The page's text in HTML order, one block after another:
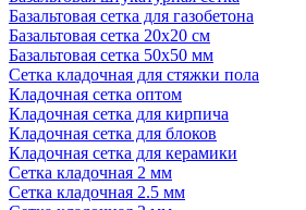
Базальтовая сетка для газобетона
Базальтовая сетка 20x20 см
Базальтовая сетка 50x50 мм
Сетка кладочная для стяжки пола
Кладочная сетка оптом
Кладочная сетка для кирпича
Кладочная сетка для блоков
Кладочная сетка для керамики
Сетка кладочная 2 мм
Сетка кладочная 2.5 мм